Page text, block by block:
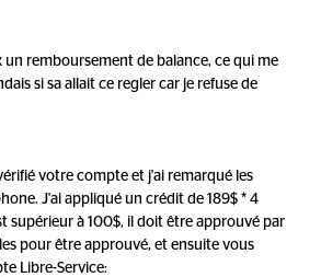
remboursement de balance, ce qui me
si sa allait ce regler car je refuse de
votre compte et j'ai remarqué les
J'ai appliqué un crédit de 189$ * 4
supérieur à 100$, il doit être approuvé par
pour être approuvé, et ensuite vous
Libre-Service: